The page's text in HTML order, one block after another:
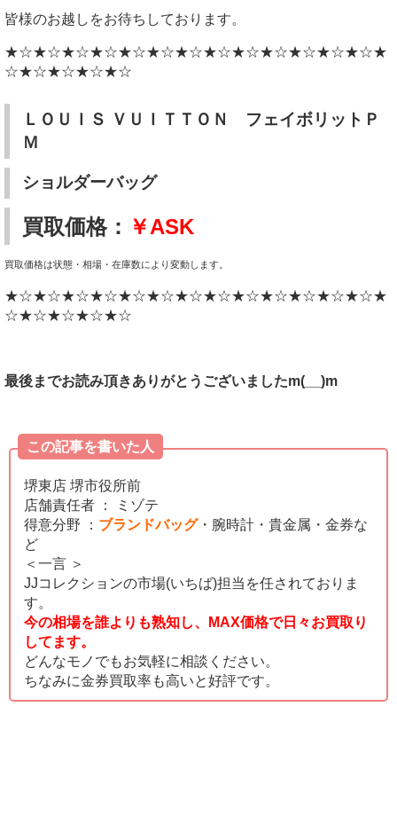
皆様のお越しをお待ちしております。
★☆★☆★☆★☆★☆★☆★☆★☆★☆★☆★☆★☆★☆★
☆★☆★☆★☆★☆
ＬＯＵＩＳ ＶＵＩＴＴＯＮ フェイボリットＰ
Ｍ
ショルダーバッグ
買取価格： ￥ASK
買取価格は状態・相場・在庫数により変動します。
★☆★☆★☆★☆★☆★☆★☆★☆★☆★☆★☆★☆★☆★
☆★☆★☆★☆★☆
最後までお読み頂きありがとうございましたm(__)m
この記事を書いた人
堺東店 堺市役所前
店舗責任者 ： ミゾテ
得意分野 ： ブランドバッグ・腕時計・貴金属・金券な
ど
＜一言 ＞
JJコレクションの市場(いちば)担当を任されておりま
す。
今の相場を誰よりも熟知し、MAX価格で日々お買取り
してます。
どんなモノでもお気軽に相談ください。
ちなみに金券買取率も高いと好評です。